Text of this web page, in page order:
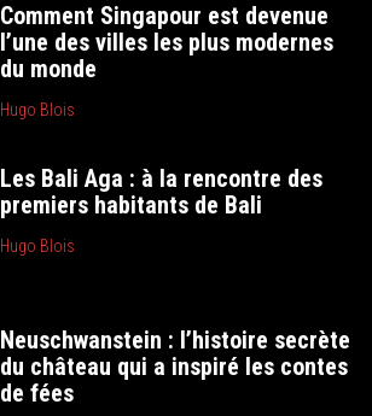
Comment Singapour est devenue
l’une des villes les plus modernes
du monde
Hugo Blois
Les Bali Aga : à la rencontre des
premiers habitants de Bali
Hugo Blois
Neuschwanstein : l’histoire secrète
du château qui a inspiré les contes
de fées